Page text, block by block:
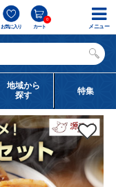
お気に入り カート
0
地域から
探す
特集
メニュー